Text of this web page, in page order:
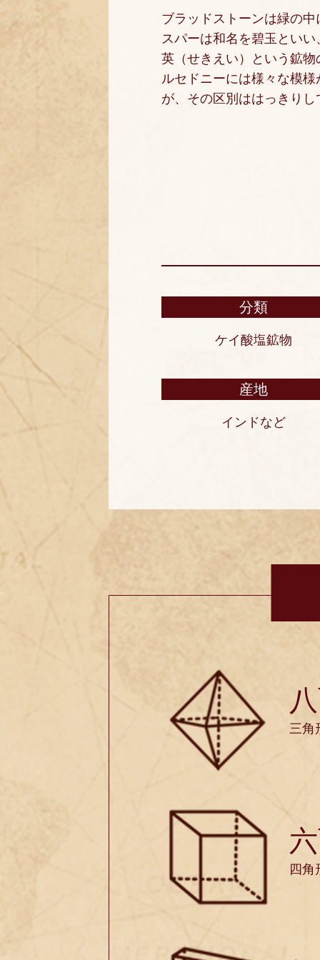
ブラッドストーンは緑の
スパーは和名を碧玉とい
英（せきえい）という鉱
ルセドニーには様々な模
が、その区別ははっきりし
分類
ケイ酸塩鉱物
産地
インドなど
三角
四角